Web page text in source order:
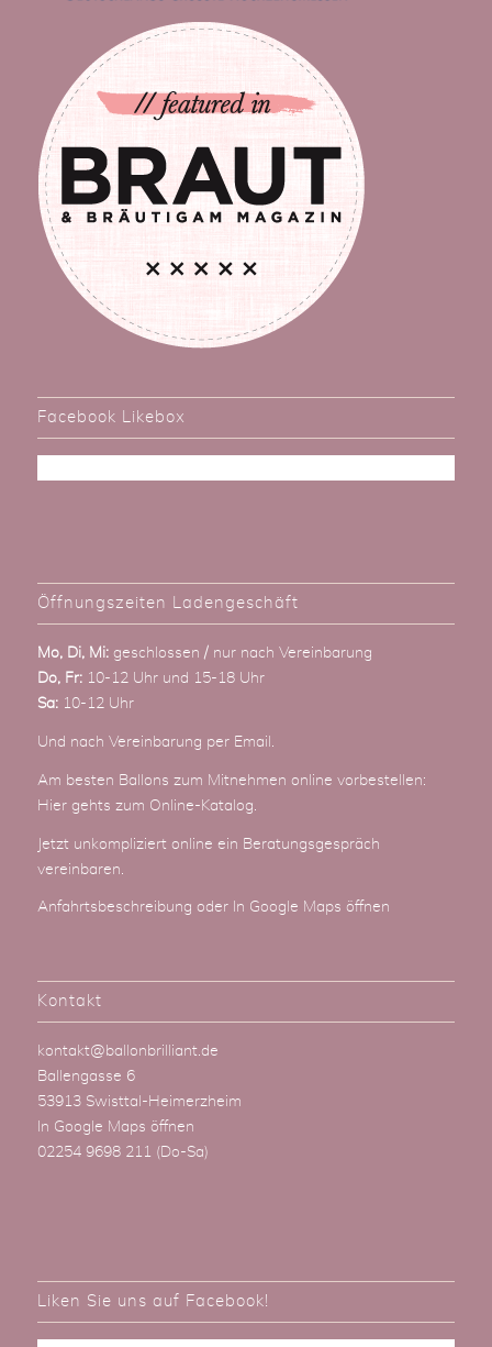
Facebook Likebox
Öffnungszeiten Ladengeschäft
Mo, Di, Mi:geschlossen / nur nach Vereinbarung
Do, Fr:10-12 Uhr und 15-18 Uhr
Sa:10-12 Uhr
Und nach Vereinbarung per Email
Am besten Ballons zum Mitnehmen online vorbestellen:
Hier gehts zum Online-Katalog
Jetzt unkompliziert online ein Beratungsgespräch
vereinbaren.
Anfahrtsbeschreibung oder In Google Maps öffnen
Kontakt
kontakt@ballonbrilliant.de
Ballengasse 6
53913 Swisttal-Heimerzheim
In Google Maps öffnen
02254 9698 211 (Do-Sa)
Liken Sie uns auf Facebook!